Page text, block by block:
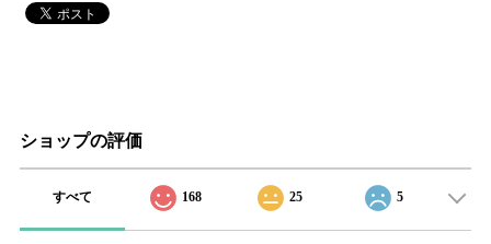
ショップの評価
すべて 168 25 5